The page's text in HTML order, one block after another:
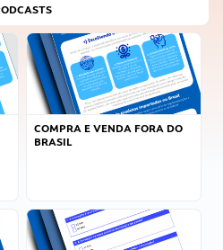
COMPRA E VENDA FORA DO
BRASIL